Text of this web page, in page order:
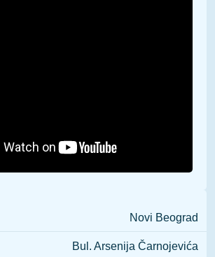
Novi Beograd
Bul. Arsenija Čarnojevića